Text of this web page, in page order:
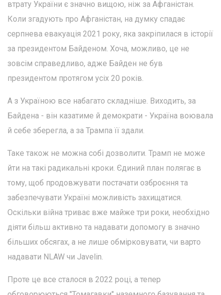
втрату України є значно вищою, ніж за Афганістан.
Коли згадують про Афганістан, на думку спадає
серпнева евакуація 2021 року, яка закріпилася в історії
за президентом Байденом. Хоча, можливо, це не
зовсім справедливо, адже Байден не був
президентом протягом усіх 20 років.
А з Україною все набагато складніше. Виходить, за
Байдена - він казатиме й демократи - Україна воювала
й себе зберегла, а за Трампа її здали.
Таке також не можна собі дозволити. Трамп не може
йти на такі радикальні кроки. Єдиний план полягає в
тому, щоб продовжувати постачати озброєння та
забезпечувати Україні можливість захищатися.
Оскільки війна триває вже майже три роки, необхідно
діяти більш активно та надавати допомогу в значно
більших обсягах, а не лише обмірковувати, чи варто
надавати NLAW чи Javelin.
Проте це все сталося в 2022 році, а тепер